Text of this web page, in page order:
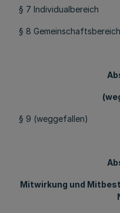
§ 7 Individualbereich
§ 8
§ 9 (weggefallen)
Mitwirkung und